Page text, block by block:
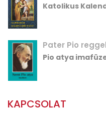
Katolikus
Pater Pio
Pio atya
KAPCSOLAT